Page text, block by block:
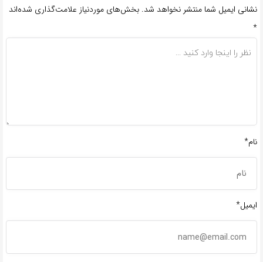
نشانی ایمیل شما منتشر نخواهد شد. بخش‌های موردنیاز علامت‌گذاری شده‌اند
*
نام*
ایمیل*